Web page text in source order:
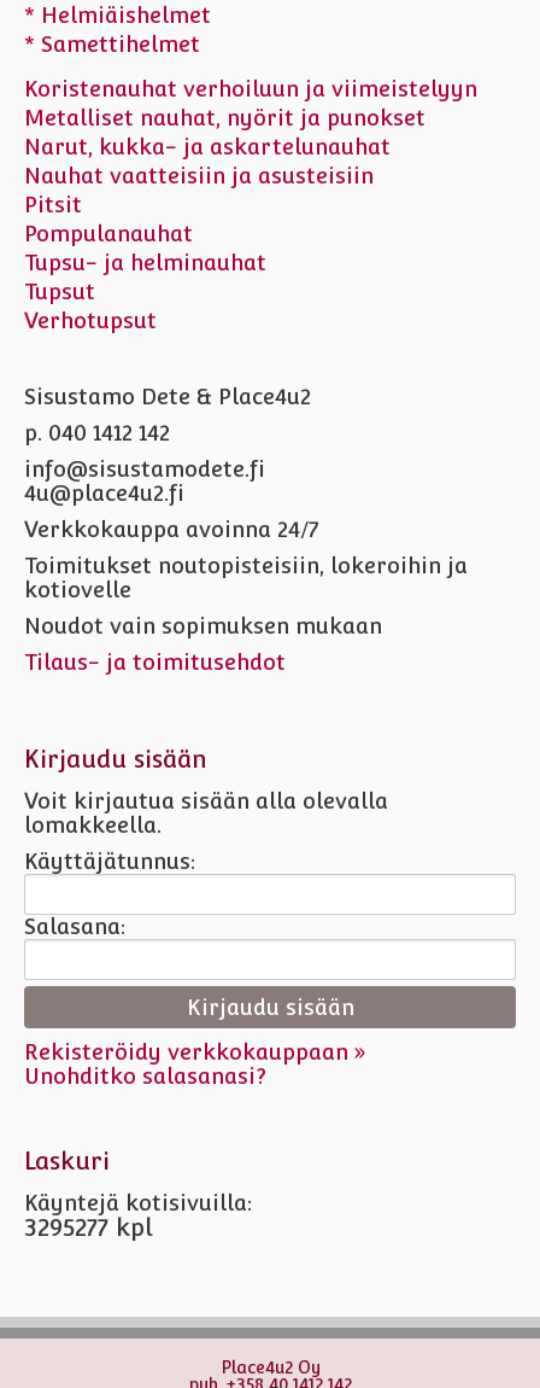
* Helmiäishelmet
* Samettihelmet
Koristenauhat verhoiluun ja viimeistelyyn
Metalliset nauhat, nyörit ja punokset
Narut, kukka- ja askartelunauhat
Nauhat vaatteisiin ja asusteisiin
Pitsit
Pompulanauhat
Tupsu- ja helminauhat
Tupsut
Verhotupsut
Sisustamo Dete & Place4u2
p. 040 1412 142
info@sisustamodete.fi
4u@place4u2.fi
Verkkokauppa avoinna 24/7
Toimitukset noutopisteisiin, lokeroihin ja
kotiovelle
Noudot vain sopimuksen mukaan
Tilaus- ja toimitusehdot
Kirjaudu sisään
Voit kirjautua sisään alla olevalla
lomakkeella.
Käyttäjätunnus:
Salasana:
Rekisteröidy verkkokauppaan »
Unohditko salasanasi?
Laskuri
Käyntejä kotisivuilla:
3295277 kpl
Place4u2 Oy
puh. +358 40 1412 142